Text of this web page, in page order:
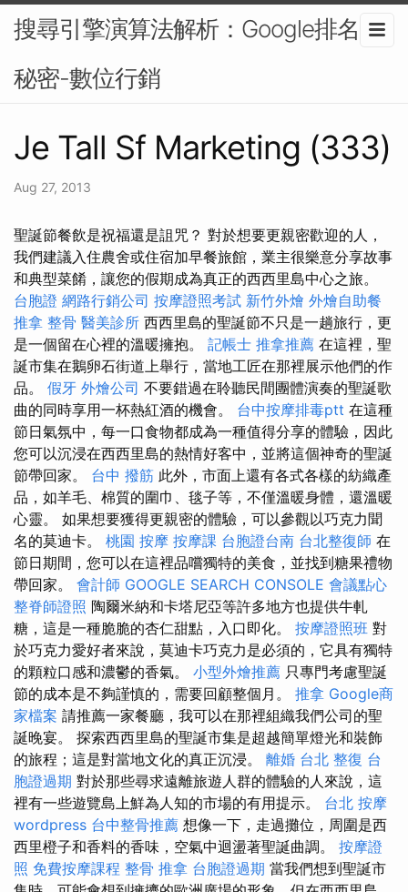
搜尋引擎演算法解析：Google排名的
秘密-數位行銷
Je Tall Sf Marketing (333)
Aug 27, 2013
聖誕節餐飲是祝福還是詛咒？ 對於想要更親密歡迎的人，
我們建議入住農舍或住宿加早餐旅館，業主很樂意分享故事
和典型菜餚，讓您的假期成為真正的西西里島中心之旅。
台胞證 網路行銷公司 按摩證照考試 新竹外燴 外燴自助餐
推拿 整骨 醫美診所 西西里島的聖誕節不只是一趟旅行，更
是一個留在心裡的溫暖擁抱。 記帳士 推拿推薦 在這裡，聖
誕市集在鵝卵石街道上舉行，當地工匠在那裡展示他們的作
品。 假牙 外燴公司 不要錯過在聆聽民間團體演奏的聖誕歌
曲的同時享用一杯熱紅酒的機會。 台中按摩排毒ptt 在這種
節日氣氛中，每一口食物都成為一種值得分享的體驗，因此
您可以沉浸在西西里島的熱情好客中，並將這個神奇的聖誕
節帶回家。 台中 撥筋 此外，市面上還有各式各樣的紡織產
品，如羊毛、棉質的圍巾、毯子等，不僅溫暖身體，還溫暖
心靈。 如果想要獲得更親密的體驗，可以參觀以巧克力聞
名的莫迪卡。 桃園 按摩 按摩課 台胞證台南 台北整復師 在
節日期間，您可以在這裡品嚐獨特的美食，並找到糖果禮物
帶回家。 會計師 GOOGLE SEARCH CONSOLE 會議點心
整脊師證照 陶爾米納和卡塔尼亞等許多地方也提供牛軋
糖，這是一種脆脆的杏仁甜點，入口即化。 按摩證照班 對
於巧克力愛好者來說，莫迪卡巧克力是必須的，它具有獨特
的顆粒口感和濃鬱的香氣。 小型外燴推薦 只專門考慮聖誕
節的成本是不夠謹慎的，需要回顧整個月。 推拿 Google商
家檔案 請推薦一家餐廳，我可以在那裡組織我們公司的聖
誕晚宴。 探索西西里島的聖誕市集是超越簡單燈光和裝飾
的旅程；這是對當地文化的真正沉浸。 離婚 台北 整復 台
胞證過期 對於那些尋求遠離旅遊人群的體驗的人來說，這
裡有一些遊覽島上鮮為人知的市場的有用提示。 台北 按摩
wordpress 台中整骨推薦 想像一下，走過攤位，周圍是西
西里橙子和香料的香味，空氣中迴盪著聖誕曲調。 按摩證
照 免費按摩課程 整骨 推拿 台胞證過期 當我們想到聖誕市